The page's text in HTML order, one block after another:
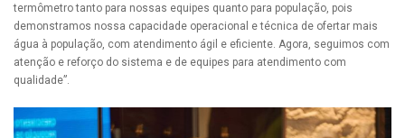
termômetro tanto para nossas equipes quanto para população, pois
demonstramos nossa capacidade operacional e técnica de ofertar mais
água à população, com atendimento ágil e eficiente. Agora, seguimos com
atenção e reforço do sistema e de equipes para atendimento com
qualidade”.